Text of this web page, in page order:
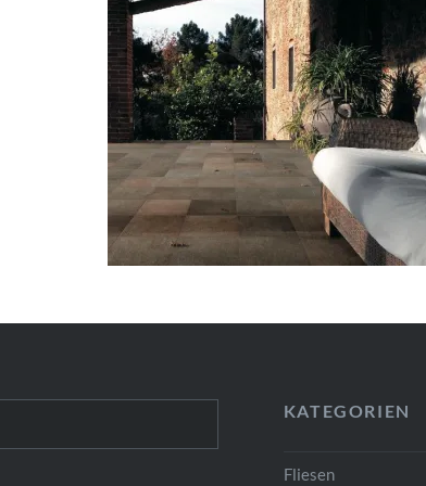
KATEGORIEN
Fliesen